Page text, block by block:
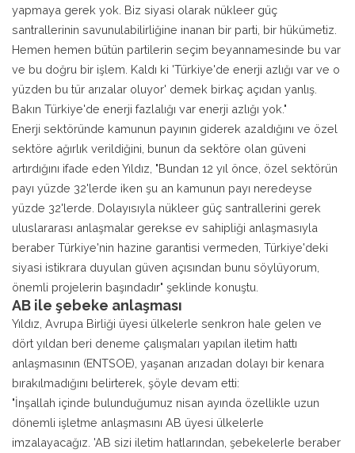
yapmaya gerek yok. Biz siyasi olarak nükleer güç
santrallerinin savunulabilirliğine inanan bir parti, bir hükümetiz.
Hemen hemen bütün partilerin seçim beyannamesinde bu var
ve bu doğru bir işlem. Kaldı ki 'Türkiye'de enerji azlığı var ve o
yüzden bu tür arızalar oluyor' demek birkaç açıdan yanlış.
Bakın Türkiye'de enerji fazlalığı var enerji azlığı yok."
Enerji sektöründe kamunun payının giderek azaldığını ve özel
sektöre ağırlık verildiğini, bunun da sektöre olan güveni
artırdığını ifade eden Yıldız, "Bundan 12 yıl önce, özel sektörün
payı yüzde 32'lerde iken şu an kamunun payı neredeyse
yüzde 32'lerde. Dolayısıyla nükleer güç santrallerini gerek
uluslararası anlaşmalar gerekse ev sahipliği anlaşmasıyla
beraber Türkiye'nin hazine garantisi vermeden, Türkiye'deki
siyasi istikrara duyulan güven açısından bunu söylüyorum,
önemli projelerin başındadır" şeklinde konuştu.
AB ile şebeke anlaşması
Yıldız, Avrupa Birliği üyesi ülkelerle senkron hale gelen ve
dört yıldan beri deneme çalışmaları yapılan iletim hattı
anlaşmasının (ENTSOE), yaşanan arızadan dolayı bir kenara
bırakılmadığını belirterek, şöyle devam etti:
"İnşallah içinde bulunduğumuz nisan ayında özellikle uzun
dönemli işletme anlaşmasını AB üyesi ülkelerle
imzalayacağız. 'AB sizi iletim hatlarından, şebekelerle beraber